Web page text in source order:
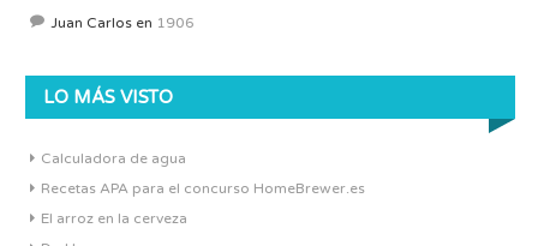
Juan Carlos en 1906
LO MÁS VISTO
Calculadora de agua
Recetas APA para el concurso HomeBrewer.es
El arroz en la cerveza